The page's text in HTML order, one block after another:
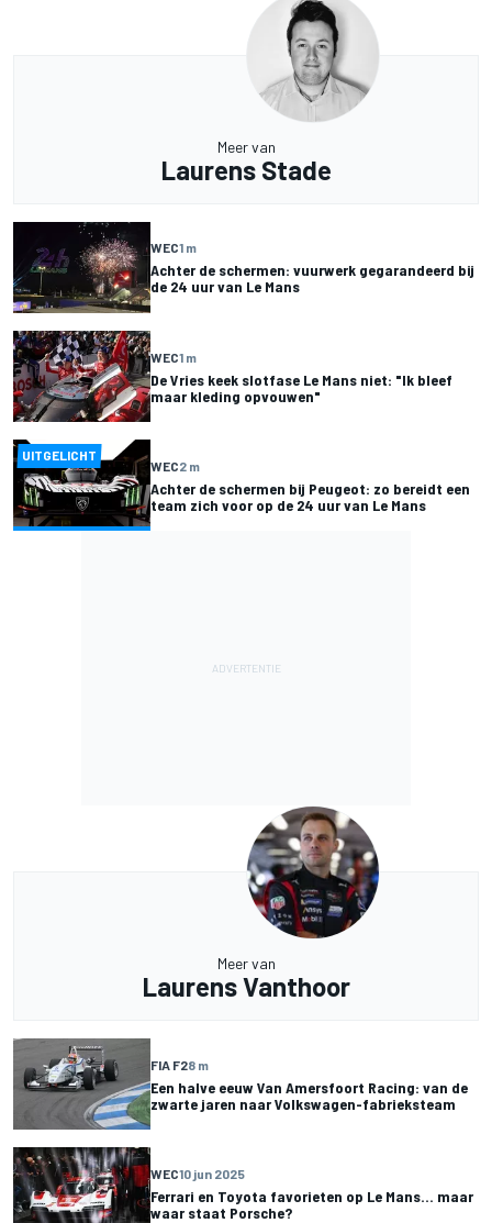
Meer van
Laurens Stade
WEC1 m
Achter de schermen: vuurwerk gegarandeerd bij
de 24 uur van Le Mans
WEC1 m
De Vries keek slotfase Le Mans niet: "Ik bleef
maar kleding opvouwen"
UITGELICHT
WEC2 m
Achter de schermen bij Peugeot: zo bereidt een
team zich voor op de 24 uur van Le Mans
Meer van
Laurens Vanthoor
FIA F28 m
Een halve eeuw Van Amersfoort Racing: van de
zwarte jaren naar Volkswagen-fabrieksteam
WEC10 jun 2025
Ferrari en Toyota favorieten op Le Mans... maar
waar staat Porsche?